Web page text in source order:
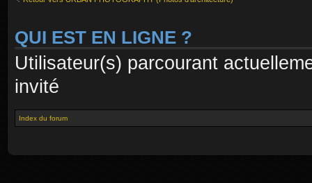
QUI EST EN LIGNE ?
Utilisateur(s) parcourant
invité
Index du forum